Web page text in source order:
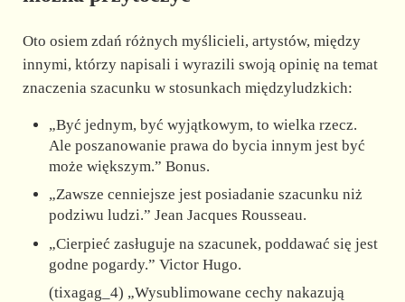
Oto osiem zdań różnych myślicieli, artystów, między
innymi, którzy napisali i wyrazili swoją opinię na temat
znaczenia szacunku w stosunkach międzyludzkich:
„Być jednym, być wyjątkowym, to wielka rzecz.
Ale poszanowanie prawa do bycia innym jest być
może większym.” Bonus.
„Zawsze cenniejsze jest posiadanie szacunku niż
podziwu ludzi.” Jean Jacques Rousseau.
„Cierpieć zasługuje na szacunek, poddawać się jest
godne pogardy.” Victor Hugo.
(tixagag_4) „Wysublimowane cechy nakazują